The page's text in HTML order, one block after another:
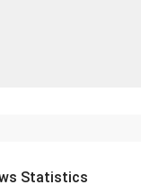
Statistics